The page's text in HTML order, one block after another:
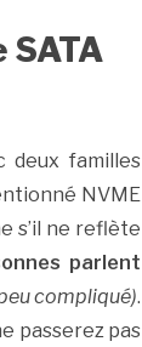
deux familles
NVME
s’il ne reflète
parlent
compliqué).
passerez pas